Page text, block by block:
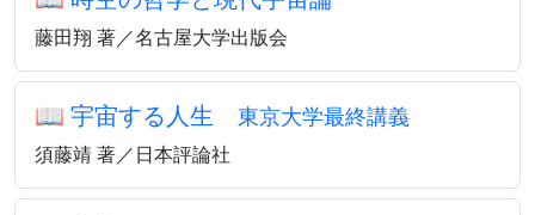
藤田翔 著／名古屋大学出版会
📖 宇宙する人生 東京大学最終講義
須藤靖 著／日本評論社